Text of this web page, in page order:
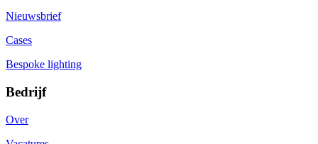
Nieuwsbrief
Cases
Bespoke lighting
Bedrijf
Over